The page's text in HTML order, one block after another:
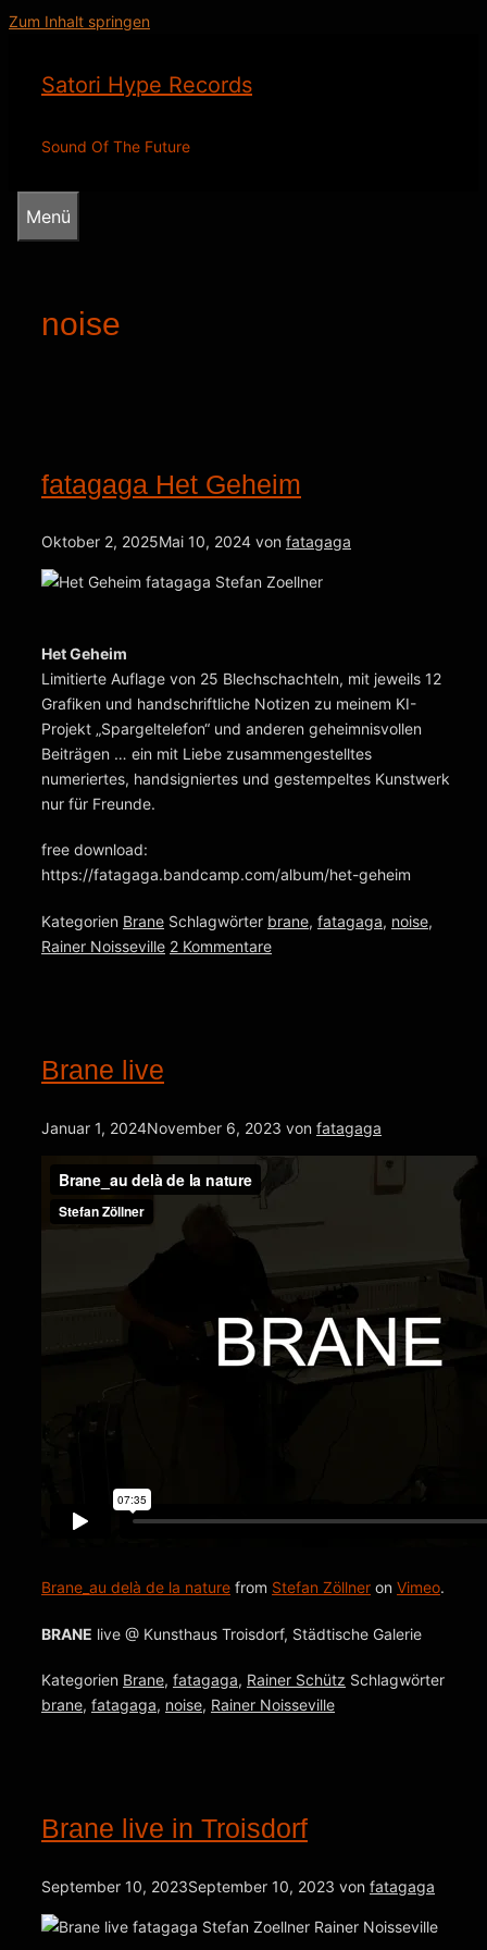
Zum Inhalt springen
Satori Hype Records
Sound Of The Future
Menü
noise
fatagaga Het Geheim
Oktober 2, 2025Mai 10, 2024 von fatagaga
Het Geheim
Limitierte Auflage von 25 Blechschachteln, mit jeweils 12
Grafiken und handschriftliche Notizen zu meinem KI-
Projekt „Spargeltelefon“ und anderen geheimnisvollen
Beiträgen … ein mit Liebe zusammengestelltes
numeriertes, handsigniertes und gestempeltes Kunstwerk
nur für Freunde.
free download:
https://fatagaga.bandcamp.com/album/het-geheim
Kategorien Brane Schlagwörter brane, fatagaga, noise,
Rainer Noisseville 2 Kommentare
Brane live
Januar 1, 2024November 6, 2023 von fatagaga
Brane_au delà de la nature from Stefan Zöllner on Vimeo.
BRANE live @ Kunsthaus Troisdorf, Städtische Galerie
Kategorien Brane, fatagaga, Rainer Schütz Schlagwörter
brane, fatagaga, noise, Rainer Noisseville
Brane live in Troisdorf
September 10, 2023September 10, 2023 von fatagaga